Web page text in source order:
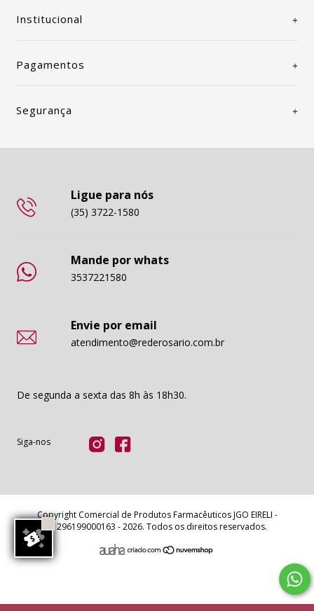
Institucional
Pagamentos
Segurança
Ligue para nós
(35) 3722-1580
Mande por whats
3537221580
Envie por email
atendimento@rederosario.com.br
De segunda a sexta das 8h às 18h30.
Siga-nos
Copyright Comercial de Produtos Farmacêuticos JGO EIRELI -
11296199000163 - 2026. Todos os direitos reservados.